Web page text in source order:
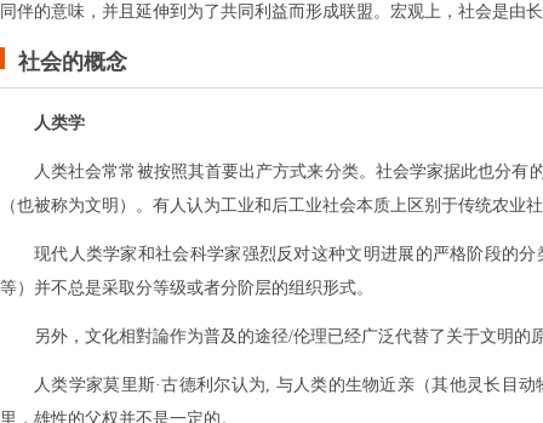
同伴的意味，并且延伸到为了共同利益而形成联盟。宏观上，社会是
社会的概念
人类学
人类社会常常被按照其首要出产方式来分类。社会学家据此也分
（也被称为文明）。有人认为工业和后工业社会本质上区别于传统农业
现代人类学家和社会科学家强烈反对这种文明进展的严格阶段的
等）并不总是采取分等级或者分阶层的组织形式。
另外，文化相對論作为普及的途径/伦理已经广泛代替了关于文明
人类学家莫里斯·古德利尔认为, 与人类的生物近亲（其他灵长目
里，雄性的父权并不是一定的。